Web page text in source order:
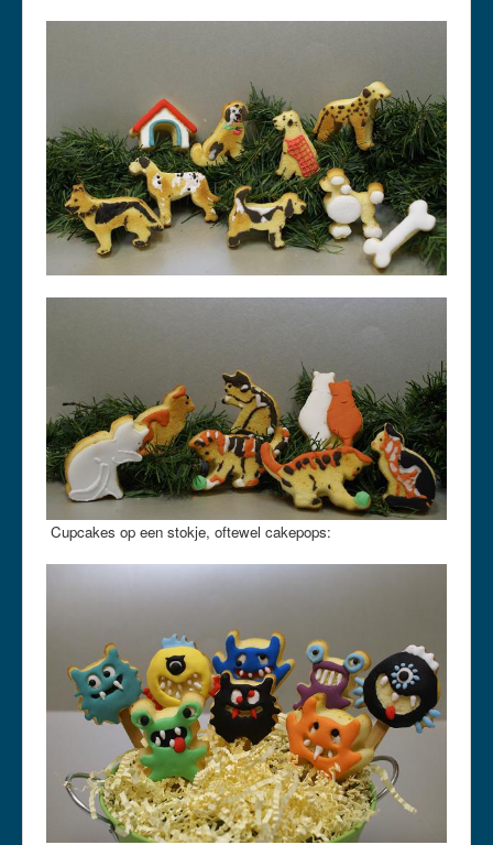
Cupcakes op een stokje, oftewel cakepops: